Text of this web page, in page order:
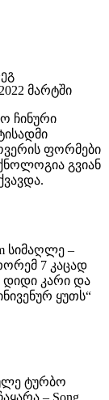
მარტში
ჩინური
ფორმები
გვიან
სიმაღლე –
7 კაცად
დიდი კარი და
ყუთს“
ტურბო